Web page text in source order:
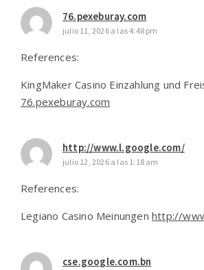
76.pexeburay.com
julio 11, 2026 a las 4:48 pm
References:
KingMaker Casino Einzahlung und
76.pexeburay.com
http://www.l.google.com/
julio 12, 2026 a las 1:18 am
References:
Legiano Casino Meinungen http://
cse.google.com.bn